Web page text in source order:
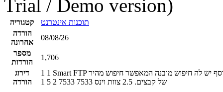
Trial / Demo version)
קטגוריה
תוכנות אינטרנט
הורדה
אחרונה
08/08/26
מספר
הורדות
1,706
דירוג
הורדה
1 1 Smart FTP הינה תוכנה מעולה, נוחה וחופשית לשימוש בה ניתן להעלות ולהוריד קבצים משרתים ובנוסף יש לה חיפוש מובנה המאפשר חיפוש מהיר
של קבצים. 2.5 צוות וינס 7533
7533
2
5
1